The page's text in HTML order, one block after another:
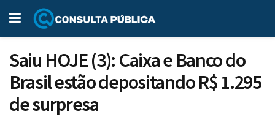
Saiu HOJE (3): Caixa e Banco do
Brasil estão depositando R$ 1.295
de surpresa